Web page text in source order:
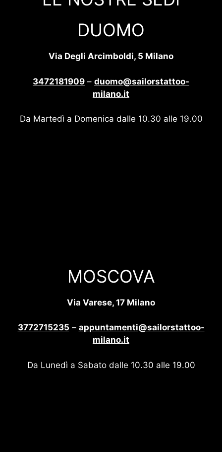
DUOMO
Via Degli Arcimboldi, 5 Milano
3472181909 – duomo@sailorstattoo-
milano.it
Da Martedì a Domenica dalle 10.30 alle 19.00
MOSCOVA
Via Varese, 17 Milano
3772715235 – appuntamenti@sailorstattoo-
milano.it
Da Lunedì a Sabato dalle 10.30 alle 19.00